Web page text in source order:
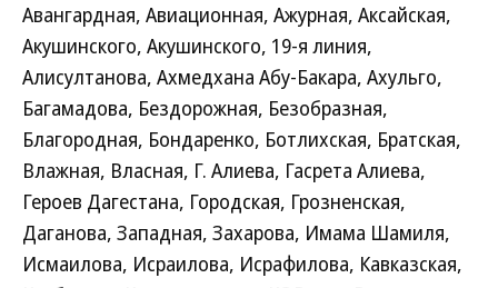
Авангардная, Авиационная, Ажурная, Аксайская,
Акушинского, Акушинского, 19-я линия,
Алисултанова, Ахмедхана Абу-Бакара, Ахульго,
Багамадова, Бездорожная, Безобразная,
Благородная, Бондаренко, Ботлихская, Братская,
Влажная, Власная, Г. Алиева, Гасрета Алиева,
Героев Дагестана, Городская, Грозненская,
Даганова, Западная, Захарова, Имама Шамиля,
Исмаилова, Исраилова, Исрафилова, Кавказская,